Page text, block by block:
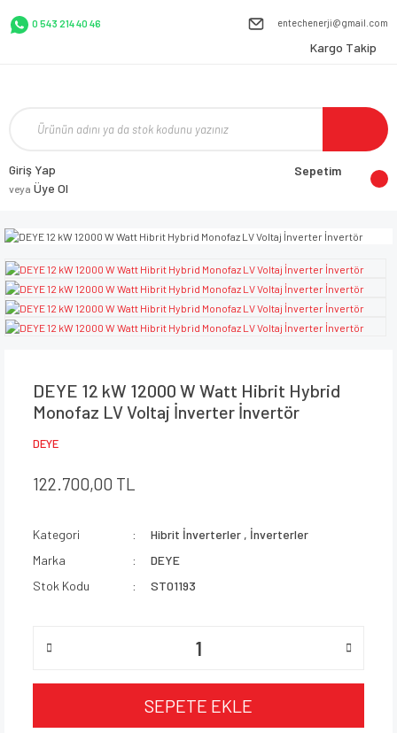
0 543 214 40 46 entechenerji@gmail.com
Kargo Takip
Giriş Yap
veya Üye Ol
Sepetim
DEYE 12 kW 12000 W Watt Hibrit Hybrid
Monofaz LV Voltaj İnverter İnvertör
DEYE
122.700,00 TL
Kategori Hibrit İnverterler , İnverterler
Marka
DEYE
Stok Kodu
ST01193
SEPETE EKLE